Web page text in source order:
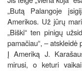
„Butą Palangoje
Amerikos. Už jūrų
„Biški“ ten pinigų
pamačiau“, – atskleidė
Į Ameriką J.
mirusi, o keturi